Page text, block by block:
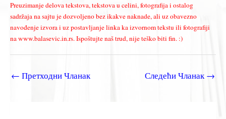
Preuzimanje delova tekstova, tekstova u celini, fotografija i ostalog
sadržaja na sajtu je dozvoljeno bez ikakve naknade, ali uz obavezno
navođenje izvora i uz postavljanje linka ka izvornom tekstu ili fotografiji
na www.balasevic.in.rs. Ispoštujte naš trud, nije teško biti fin. :)
← Претходни Чланак Следећи Чланак→